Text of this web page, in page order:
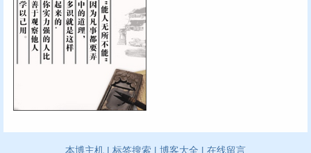
本博主机 | 标签搜索 | 博客大全 | 在线留言